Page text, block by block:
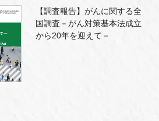
【調査報告】がんに関する全
国調査－がん対策基本法成立
から20年を迎えて－